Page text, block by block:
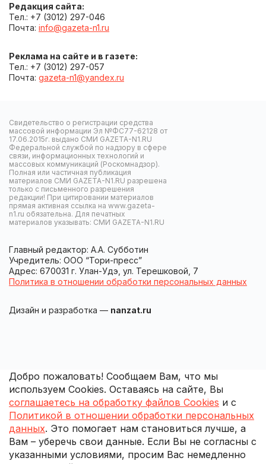
Редакция сайта:
Тел.: +7 (3012) 297-046
Почта: info@gazeta-n1.ru
Реклама на сайте и в газете:
Тел.: +7 (3012) 297-057
Почта: gazeta-n1@yandex.ru
Свидетельство о регистрации средства
массовой информации Эл №ФС77-62128 от
17.06.2015г. выдано СМИ GAZETA-N1.RU
Федеральной службой по надзору в сфере
связи, информационных технологий и
массовых коммуникаций (Роскомнадзор).
Полная или частичная публикация
материалов СМИ GAZETA-N1.RU разрешена
только с письменного разрешения
редакции! При цитировании материалов
прямая активная ссылка на www.gazeta-
n1.ru обязательна. Для печатных
материалов указывать: СМИ GAZETA-N1.RU
Главный редактор: А.А. Субботин
Учредитель: ООО “Тори-пресс”
Адрес: 670031 г. Улан-Удэ, ул. Терешковой, 7
Политика в отношении обработки персональных данных
Дизайн и разработка — nanzat.ru
Добро пожаловать! Сообщаем Вам, что мы
используем Cookies. Оставаясь на сайте, Вы
соглашаетесь на обработку файлов Cookies и с
Политикой в отношении обработки персональных
данных. Это помогает нам становиться лучше, а
Вам – уберечь свои данные. Если Вы не согласны с
указанными условиями, просим Вас немедленно